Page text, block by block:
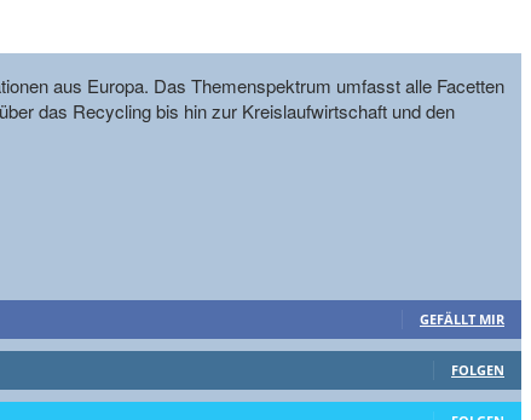
aus Europa. Das Themenspektrum umfasst alle Facetten
das Recycling bis hin zur Kreislaufwirtschaft und den
GEFÄLLT MIR
FOLGEN